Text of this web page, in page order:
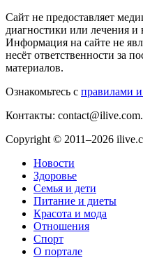
Сайт не предоставляет
диагностики или лечения и
Информация на сайте не
несёт ответственности за
материалов.
Ознакомьтесь с правилами
Контакты:
Copyright © 2011–2026
Новости
Здоровье
Семья и дети
Питание и диеты
Красота и мода
Отношения
Спорт
О портале